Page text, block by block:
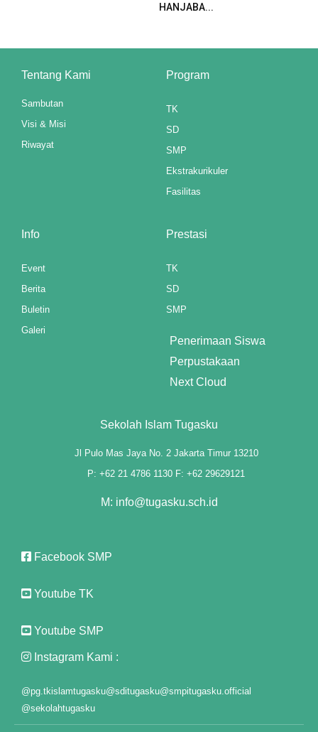
HANJABA...
Tentang Kami
Sambutan
Visi & Misi
Riwayat
Program
TK
SD
SMP
Ekstrakurikuler
Fasilitas
Info
Event
Berita
Buletin
Galeri
Prestasi
TK
SD
SMP
Penerimaan Siswa
Perpustakaan
Next Cloud
Sekolah Islam Tugasku
Jl Pulo Mas Jaya No. 2 Jakarta Timur 13210
P: +62 21 4786 1130 F: +62 29629121
M: info@tugasku.sch.id
Facebook SMP
Youtube TK
Youtube SMP
Instagram Kami :
@pg.tkislamtugasku@sditugasku@smpitugasku.official
@sekolahtugasku